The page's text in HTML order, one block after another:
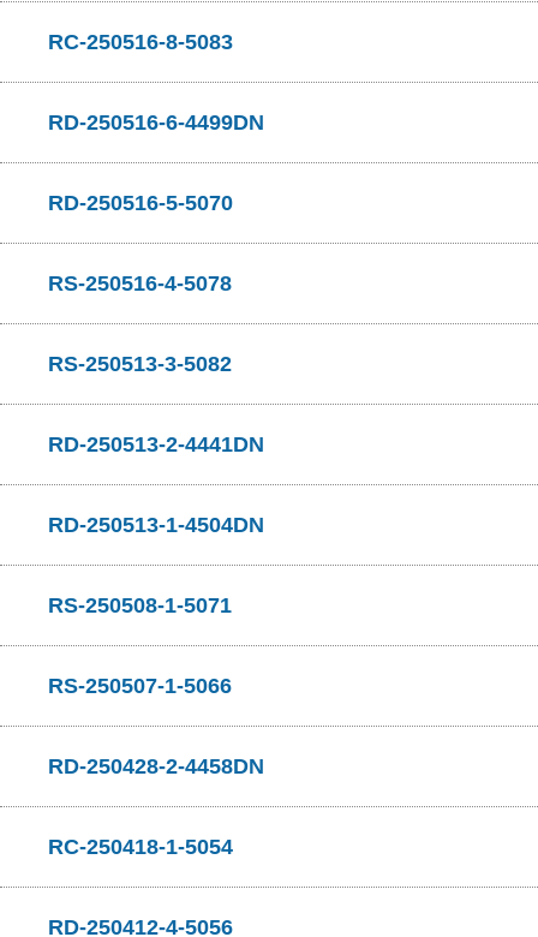
RC-250516-8-5083
RD-250516-6-4499DN
RD-250516-5-5070
RS-250516-4-5078
RS-250513-3-5082
RD-250513-2-4441DN
RD-250513-1-4504DN
RS-250508-1-5071
RS-250507-1-5066
RD-250428-2-4458DN
RC-250418-1-5054
RD-250412-4-5056